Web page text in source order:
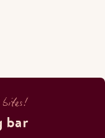
bar